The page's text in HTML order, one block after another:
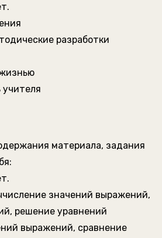
разработки
учителя
материала, задания
значений выражений,
решение уравнений
выражений, сравнение